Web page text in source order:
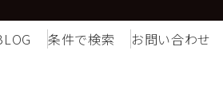
条件で検索 お問い合わせ